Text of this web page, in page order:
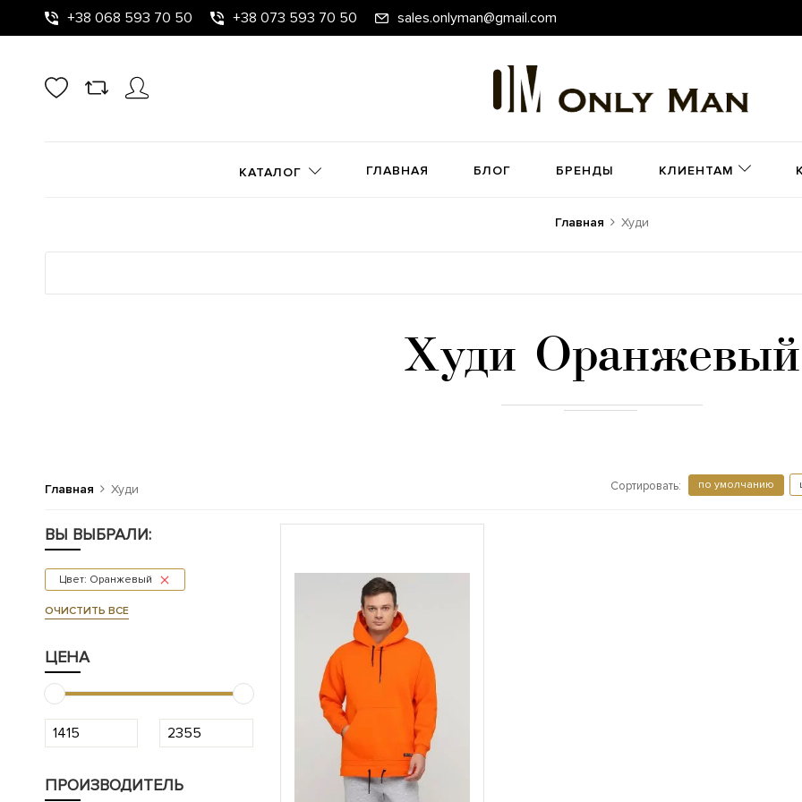
+38 068 593 70 50 +38 073 593 70 50 sales.onlyman@gmail.com
КАТАЛОГ ГЛАВНАЯ БЛОГ БРЕНДЫ КЛИЕНТАМ
Главная Худи
Худи Оранжевый
Главная Худи Сортировать: по умолчанию
ВЫ ВЫБРАЛИ:
Цвет: Оранжевый
ОЧИСТИТЬ ВСЕ
ЦЕНА
ПРОИЗВОДИТЕЛЬ